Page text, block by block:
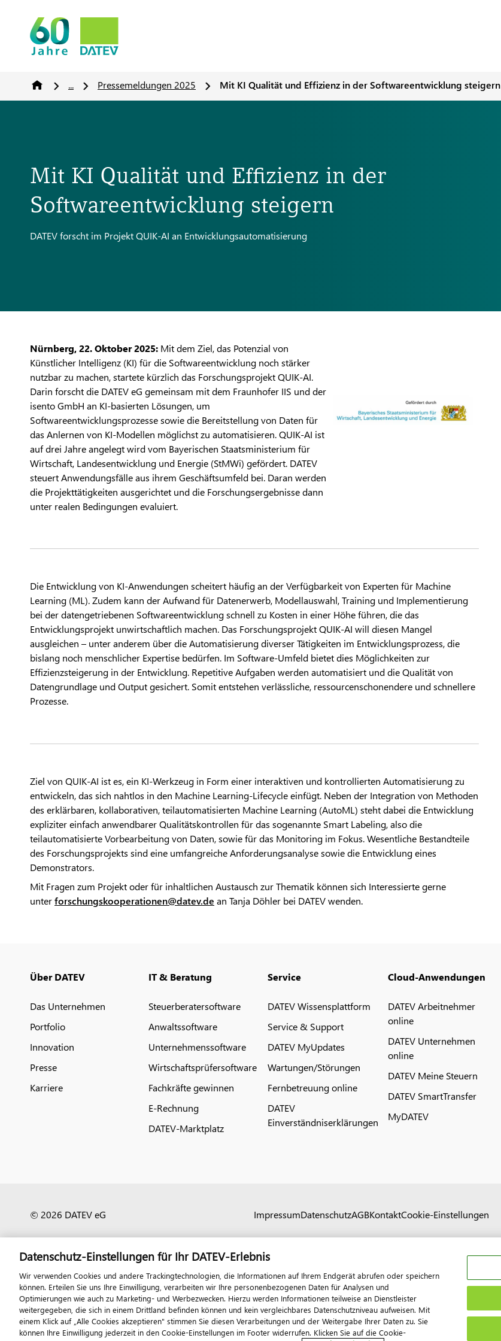
... Pressemeldungen 2025 Mit KI Qualität und Effizienz in der Softwareentwicklung steigern
Mit KI Qualität und Effizienz in der
Softwareentwicklung steigern
DATEV forscht im Projekt QUIK-AI an Entwicklungsautomatisierung
Nürnberg, 22. Oktober 2025: Mit dem Ziel, das Potenzial von
Künstlicher Intelligenz (KI) für die Softwareentwicklung noch stärker
nutzbar zu machen, startete kürzlich das Forschungsprojekt QUIK-AI.
Darin forscht die DATEV eG gemeinsam mit dem Fraunhofer IIS und der
isento GmbH an KI-basierten Lösungen, um
Softwareentwicklungsprozesse sowie die Bereitstellung von Daten für
das Anlernen von KI-Modellen möglichst zu automatisieren. QUIK-AI ist
auf drei Jahre angelegt wird vom Bayerischen Staatsministerium für
Wirtschaft, Landesentwicklung und Energie (StMWi) gefördert. DATEV
steuert Anwendungsfälle aus ihrem Geschäftsumfeld bei. Daran werden
die Projekttätigkeiten ausgerichtet und die Forschungsergebnisse dann
unter realen Bedingungen evaluiert.
Die Entwicklung von KI-Anwendungen scheitert häufig an der Verfügbarkeit von Experten für Machine
Learning (ML). Zudem kann der Aufwand für Datenerwerb, Modellauswahl, Training und Implementierung
bei der datengetriebenen Softwareentwicklung schnell zu Kosten in einer Höhe führen, die das
Entwicklungsprojekt unwirtschaftlich machen. Das Forschungsprojekt QUIK-AI will diesen Mangel
ausgleichen – unter anderem über die Automatisierung diverser Tätigkeiten im Entwicklungsprozess, die
bislang noch menschlicher Expertise bedürfen. Im Software-Umfeld bietet dies Möglichkeiten zur
Effizienzsteigerung in der Entwicklung. Repetitive Aufgaben werden automatisiert und die Qualität von
Datengrundlage und Output gesichert. Somit entstehen verlässliche, ressourcenschonendere und schnellere
Prozesse.
Ziel von QUIK-AI ist es, ein KI-Werkzeug in Form einer interaktiven und kontrollierten Automatisierung zu
entwickeln, das sich nahtlos in den Machine Learning-Lifecycle einfügt. Neben der Integration von Methoden
des erklärbaren, kollaborativen, teilautomatisierten Machine Learning (AutoML) steht dabei die Entwicklung
expliziter einfach anwendbarer Qualitätskontrollen für das sogenannte Smart Labeling, also die
teilautomatisierte Vorbearbeitung von Daten, sowie für das Monitoring im Fokus. Wesentliche Bestandteile
des Forschungsprojekts sind eine umfangreiche Anforderungsanalyse sowie die Entwicklung eines
Demonstrators.
Mit Fragen zum Projekt oder für inhaltlichen Austausch zur Thematik können sich Interessierte gerne
unterforschungskooperationen@datev.de an Tanja Döhler bei DATEV wenden.
Über DATEV
Das Unternehmen
Portfolio
Innovation
Presse
Karriere
IT & Beratung
Steuerberatersoftware
Anwaltssoftware
Unternehmenssoftware
Wirtschaftsprüfersoftware
Fachkräfte gewinnen
E-Rechnung
DATEV-Marktplatz
Service
DATEV Wissensplattform
Service & Support
DATEV MyUpdates
Wartungen/Störungen
Fernbetreuung online
DATEV
Einverständniserklärungen
Cloud-Anwendungen
DATEV Arbeitnehmer
online
DATEV Unternehmen
online
DATEV Meine Steuern
DATEV SmartTransfer
MyDATEV
© 2026 DATEV eG ImpressumDatenschutzAGBKontaktCookie-Einstellungen
Datenschutz-Einstellungen für Ihr DATEV-Erlebnis
Wir verwenden Cookies und andere Trackingtechnologien, die Informationen auf Ihrem Endgerät abrufen oder speichern
können. Erteilen Sie uns Ihre Einwilligung, verarbeiten wir Ihre personenbezogenen Daten für Analysen und
Optimierungen wie auch zu Marketing- und Werbezwecken. Hierzu werden Informationen teilweise an Dienstleister
weitergegeben, die sich in einem Drittland befinden können und kein vergleichbares Datenschutzniveau aufweisen. Mit
einem Klick auf „Alle Cookies akzeptieren" stimmen Sie diesen Verarbeitungen und der Weitergabe Ihrer Daten zu. Sie
können Ihre Einwilligung jederzeit in den Cookie-Einstellungen im Footer widerrufen. Klicken Sie auf die Cookie-